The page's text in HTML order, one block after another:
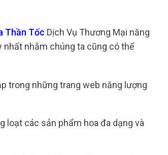
Thần Tốc Dịch Vụ Thương Mại năng
nhất nhằm chúng ta cũng có thể
trong những trang web năng lượng
loạt các sản phẩm hoa đa dạng và